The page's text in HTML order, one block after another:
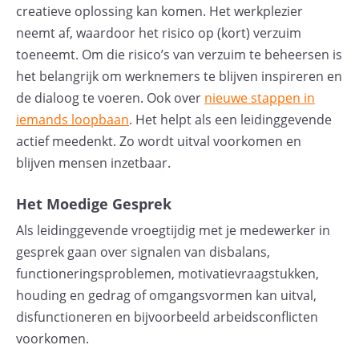
creatieve oplossing kan komen. Het werkplezier
neemt af, waardoor het risico op (kort) verzuim
toeneemt. Om die risico’s van verzuim te beheersen is
het belangrijk om werknemers te blijven inspireren en
de dialoog te voeren. Ook over nieuwe stappen in
iemands loopbaan. Het helpt als een leidinggevende
actief meedenkt. Zo wordt uitval voorkomen en
blijven mensen inzetbaar.
Het Moedige Gesprek
Als leidinggevende vroegtijdig met je medewerker in
gesprek gaan over signalen van disbalans,
functioneringsproblemen, motivatievraagstukken,
houding en gedrag of omgangsvormen kan uitval,
disfunctioneren en bijvoorbeeld arbeidsconflicten
voorkomen.